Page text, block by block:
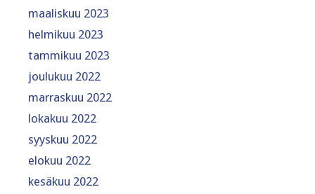
maaliskuu 2023
helmikuu 2023
tammikuu 2023
joulukuu 2022
marraskuu 2022
lokakuu 2022
syyskuu 2022
elokuu 2022
kesäkuu 2022